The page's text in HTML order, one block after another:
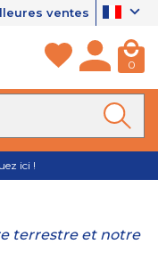
ventes
0
ici !
terrestre et notre